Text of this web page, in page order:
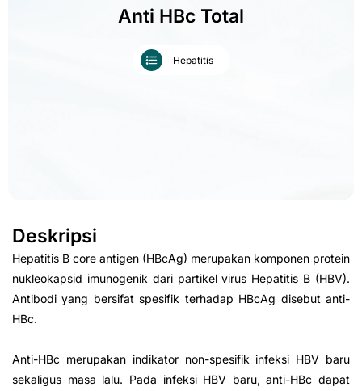
Anti HBc Total
Hepatitis
Deskripsi
Hepatitis B core antigen (HBcAg) merupakan komponen protein
nukleokapsid imunogenik dari partikel virus Hepatitis B (HBV).
Antibodi yang bersifat spesifik terhadap HBcAg disebut anti-
HBc.
Anti-HBc merupakan indikator non-spesifik infeksi HBV baru
sekaligus masa lalu. Pada infeksi HBV baru, anti-HBc dapat